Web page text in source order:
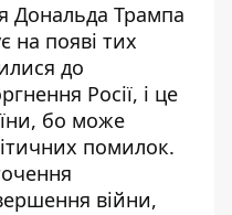
Дональда Трампа
на появі тих
до
Росії, і це
бо може
помилок.
війни,